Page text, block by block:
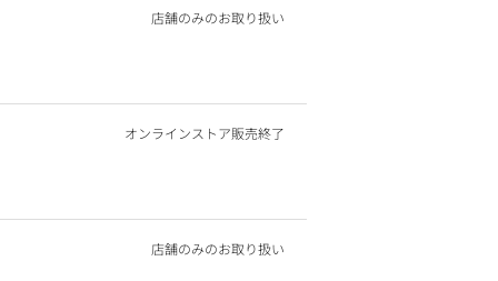
店舗のみのお取り扱い
オンラインストア販売終了
店舗のみのお取り扱い